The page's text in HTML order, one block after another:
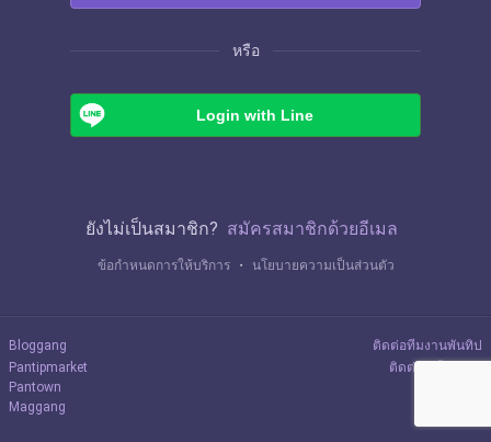
หรือ
Login with Line
ยังไม่เป็นสมาชิก? สมัครสมาชิกด้วยอีเมล
ข้อกำหนดการให้บริการ ・ นโยบายความเป็นส่วนตัว
Bloggang
Pantipmarket
Pantown
Maggang
ติดต่อทีมงานพันทิป
ติดต่อลงโฆษณา